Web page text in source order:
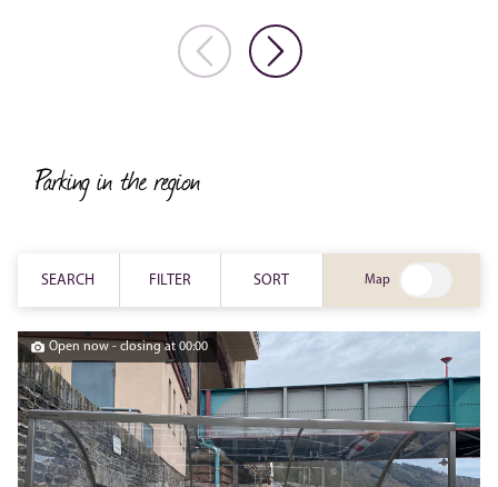
Parking in the region
SEARCH FILTER SORT Map
Open now - closing at 00:00